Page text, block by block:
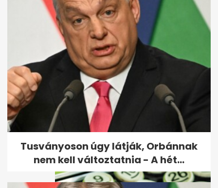
Már várják a jelentkezőket a
Hunor nemzeti
űrhajósprogramba
Tusványoson úgy látják, Orbánnak
nem kell változtatnia - A hét...